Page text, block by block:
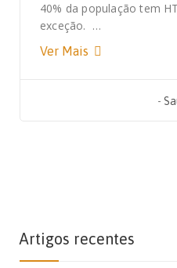
40% da população tem
exceção. …
Ver Mais
-
Artigos recentes